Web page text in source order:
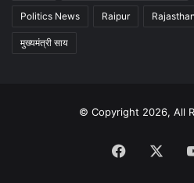
Politics News Raipur Rajasthan
मुख्यमंत्री साय
© Copyright 2026, All
Facebook